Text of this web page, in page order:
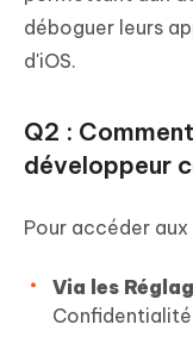
déboguer leurs
d'iOS.
Q2 :
développeur
Pour accéder
Via les